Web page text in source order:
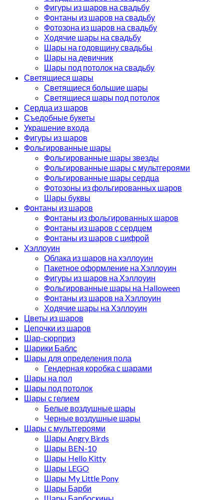
Фигуры из шаров на свадьбу
Фонтаны из шаров на свадьбу
Фотозона из шаров на свадьбу
Ходячие шары на свадьбу
Шары на годовщину свадьбы
Шары на девичник
Шары под потолок на свадьбу
Светящиеся шары
Светящиеся большие шары
Светящиеся шары под потолок
Сердца из шаров
Съедобные букеты
Украшение входа
Фигуры из шаров
Фольгированные шары
Фольгированные шары звезды
Фольгированные шары с мультгероями
Фольгированные шары сердца
Фотозоны из фольгированных шаров
Шары буквы
Фонтаны из шаров
Фонтаны из фольгированных шаров
Фонтаны из шаров с сердцем
Фонтаны из шаров с цифрой
Хэллоуин
Облака из шаров на хэллоуин
Пакетное оформление на Хэллоуин
Фигуры из шаров на Хэллоуин
Фольгированные шары на Halloween
Фонтаны из шаров на Хэллоуин
Ходячие шары на Хэллоуин
Цветы из шаров
Цепочки из шаров
Шар-сюрприз
Шарики Баблс
Шары для определения пола
Гендерная коробка с шарами
Шары на пол
Шары под потолок
Шары с гелием
Белые воздушные шары
Черные воздушные шары
Шары с мультгероями
Шары Angry Birds
Шары BEN-10
Шары Hello Kitty
Шары LEGO
Шары My Little Pony
Шары Барби